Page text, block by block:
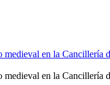
medieval en la Cancillería
medieval en la Cancillería